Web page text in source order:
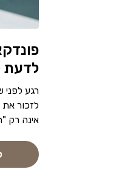
לדעת
רגע לפני
לזכור
אינה רק